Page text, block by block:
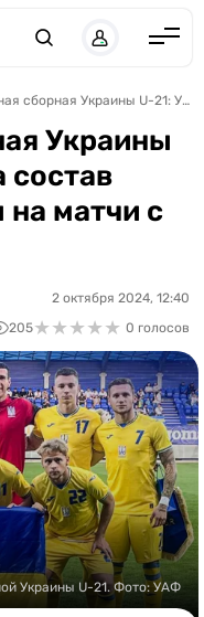
Молодежная сборная Украины U-21: УАФ огласила состав команды Мельгосы на матчи с Англией и Сербией
Украины
состав
матчи с
2 октября 2024, 12:40
205★★★★★
★★★★★ 0 голосов
Украины U-21. Фото: УАФ